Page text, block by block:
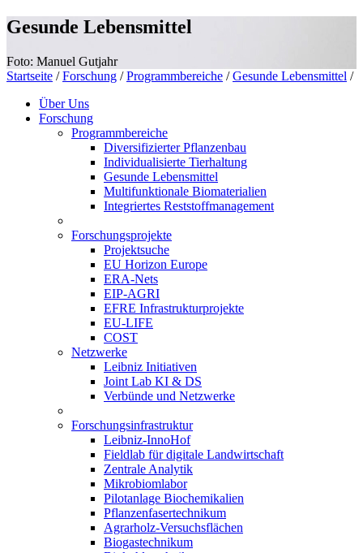
Gesunde Lebensmittel
Foto: Manuel Gutjahr
Startseite / Forschung / Programmbereiche / Gesunde Lebensmittel /
Über Uns
Forschung
Programmbereiche
Diversifizierter Pflanzenbau
Individualisierte Tierhaltung
Gesunde Lebensmittel
Multifunktionale Biomaterialien
Integriertes Reststoffmanagement
Forschungsprojekte
Projektsuche
EU Horizon Europe
ERA-Nets
EIP-AGRI
EFRE Infrastrukturprojekte
EU-LIFE
COST
Netzwerke
Leibniz Initiativen
Joint Lab KI & DS
Verbünde und Netzwerke
Forschungsinfrastruktur
Leibniz-InnoHof
Fieldlab für digitale Landwirtschaft
Zentrale Analytik
Mikrobiomlabor
Pilotanlage Biochemikalien
Pflanzenfasertechnikum
Agrarholz-Versuchsflächen
Biogastechnikum